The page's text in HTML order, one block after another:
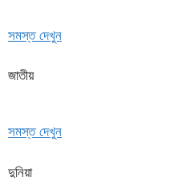
সমস্ত দেখুন
জাতীয়
সমস্ত দেখুন
দুনিয়া